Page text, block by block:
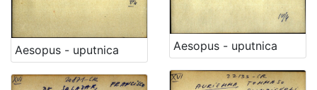
Aesopus - uputnica Aesopus - uputnica